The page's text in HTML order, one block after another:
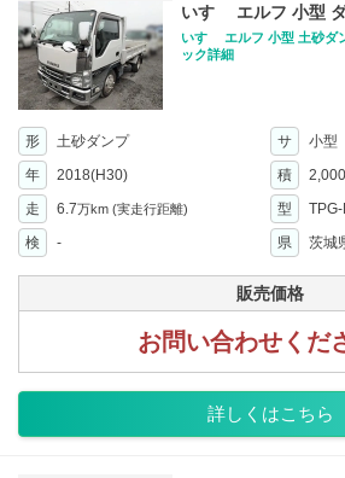
いすゞ エルフ 小型
いすゞ エルフ 小型 土砂ダ
ック詳細
形 土砂ダンプ サ
小型
年
2018(H30) 積 2,000
走 6.7万km (実走行距離) 型
検
- 県 茨城
販売価格
お問い合わせくだ
詳しくはこちら